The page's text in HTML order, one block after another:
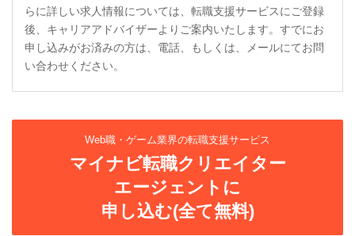
らに詳しい求人情報については、転職支援サービスにご登録
後、キャリアアドバイザーよりご案内いたします。すでにお
申し込みがお済みの方は、電話、もしくは、メールにてお問
い合わせください。
Web職・ゲーム業界の転職支援サービス
マイナビ転職クリエイター
エージェントに
申し込む(全て無料)